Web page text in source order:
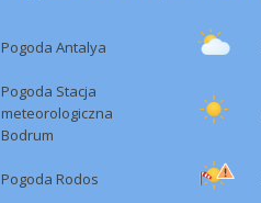
Pogoda Antalya
Pogoda Stacja
meteorologiczna
Bodrum
Pogoda Rodos